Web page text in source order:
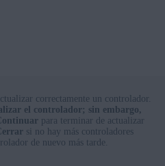
correctamente un controlador.
el controlador; sin embargo,
para terminar de actualizar
si no hay más controladores
de nuevo más tarde.